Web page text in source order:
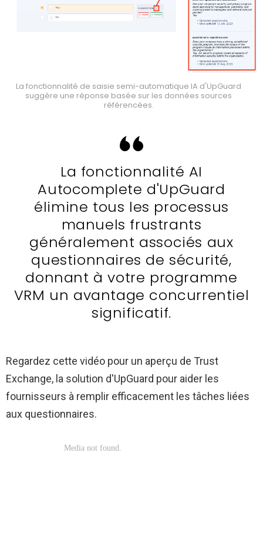
La fonctionnalité de saisie semi-automatique IA d'UpGuard
suggère une réponse basée sur les données sources
référencées.
La fonctionnalité AI
Autocomplete d'UpGuard
élimine tous les processus
manuels frustrants
généralement associés aux
questionnaires de sécurité,
donnant à votre programme
VRM un avantage concurrentiel
significatif.
Regardez cette vidéo pour un aperçu de Trust
Exchange, la solution d'UpGuard pour aider les
fournisseurs à remplir efficacement les tâches liées
aux questionnaires.